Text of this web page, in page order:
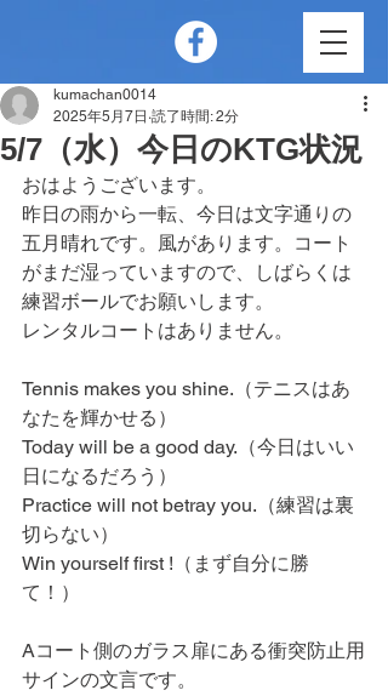
5/7（水）今日のKTG状況
kumachan0014
2025年5月7日 読了時間: 2分
おはようございます。
昨日の雨から一転、今日は文字通りの
五月晴れです。風があります。コート
がまだ湿っていますので、しばらくは
練習ボールでお願いします。
レンタルコートはありません。
Tennis makes you shine.（テニスはあ
なたを輝かせる）
Today will be a good day.（今日はいい
日になるだろう）
Practice will not betray you.（練習は裏
切らない）
Win yourself first !（まず自分に勝
て！）
Aコート側のガラス扉にある衝突防止用
サインの文言です。